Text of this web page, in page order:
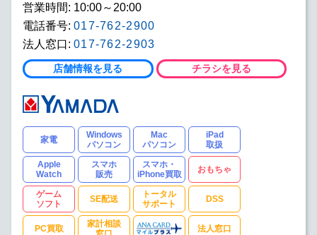
営業時間: 10:00～20:00
電話番号: 017-762-2900
法人窓口: 017-762-2903
店舗情報を見る チラシを見る
家電
Windows
パソコン
Mac
パソコン
iPad
取扱
Apple
Watch
スマホ
販売
スマホ・
iPhone買取
おもちゃ
ゲーム
ソフト
SE配送
トータル
サポート
DSS
PC買取
家計相談
窓口
法人窓口